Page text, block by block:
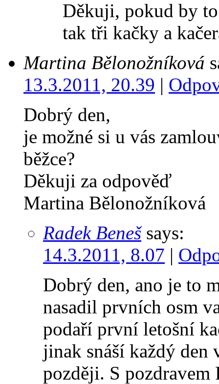
Děkuji, pokud by
tak tři kačky a
Martina Bělonožníková
13.3.2011, 20.39 |
Dobrý den,
je možné si u vás
běžce?
Děkuji za odpověď
Martina Bělonožníková
Radek Beneš says:
14.3.2011, 8.07 |
Dobrý den, ano je to
nasadil prvních osm
podaří první letošní
jinak snáší každý den
později. S pozdravem